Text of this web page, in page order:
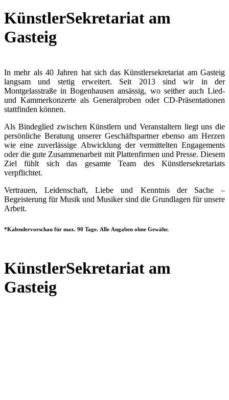
KünstlerSekretariat am
Gasteig
In mehr als 40 Jahren hat sich das Künstlersekretariat am Gasteig
langsam und stetig erweitert. Seit 2013 sind wir in der
Montgelasstraße in Bogenhausen ansässig, wo seither auch Lied-
und Kammerkonzerte als Generalproben oder CD-Präsentationen
stattfinden können.
Als Bindeglied zwischen Künstlern und Veranstaltern liegt uns die
persönliche Beratung unserer Geschäftspartner ebenso am Herzen
wie eine zuverlässige Abwicklung der vermittelten Engagements
oder die gute Zusammenarbeit mit Plattenfirmen und Presse. Diesem
Ziel fühlt sich das gesamte Team des Künstlersekretariats
verpflichtet.
Vertrauen, Leidenschaft, Liebe und Kenntnis der Sache –
Begeisterung für Musik und Musiker sind die Grundlagen für unsere
Arbeit.
*Kalendervorschau für max. 90 Tage. Alle Angaben ohne Gewähr.
KünstlerSekretariat am
Gasteig